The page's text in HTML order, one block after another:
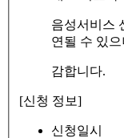
음성서비스
연될 수 있
감합니다.
[신청 정보]
신청일시